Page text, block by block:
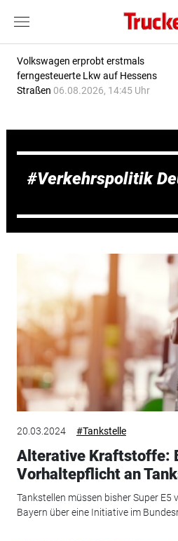
Volkswagen erprobt erstmals
ferngesteuerte Lkw auf Hessens
Straßen 06.08.2026, 14:45 Uhr
Verkehrspolitik
20.03.2024 #Tankstelle
Alterative Kraftstoffe:
Vorhaltepflicht an
Tankstellen müssen bisher Super
Bayern über eine Initiative im